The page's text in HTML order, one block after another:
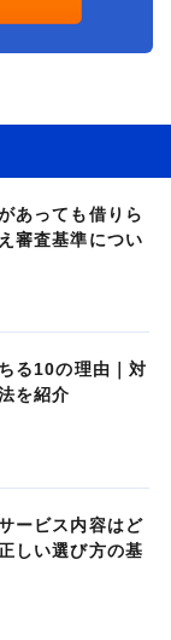
あっても借りら
審査基準につい
る10の理由｜対
を紹介
ービス内容はど
しい選び方の基